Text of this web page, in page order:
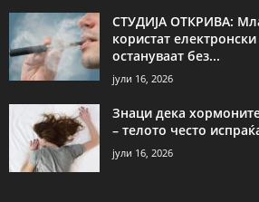
СТУДИЈА ОТКРИВА:
користат
остануваат без...
јули 16, 2026
Знаци дека
– телото често
јули 16, 2026